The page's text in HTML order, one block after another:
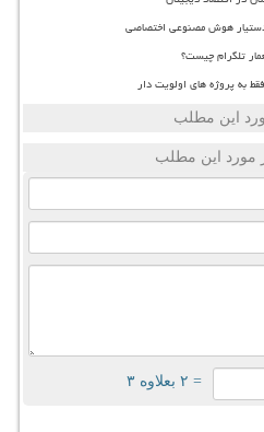
هوش مصنوعی اختصاصی
تلگرام چیست؟
به پروژه های اولویت دار
این مطلب
مورد این مطلب
= ۲ بعلاوه ۳